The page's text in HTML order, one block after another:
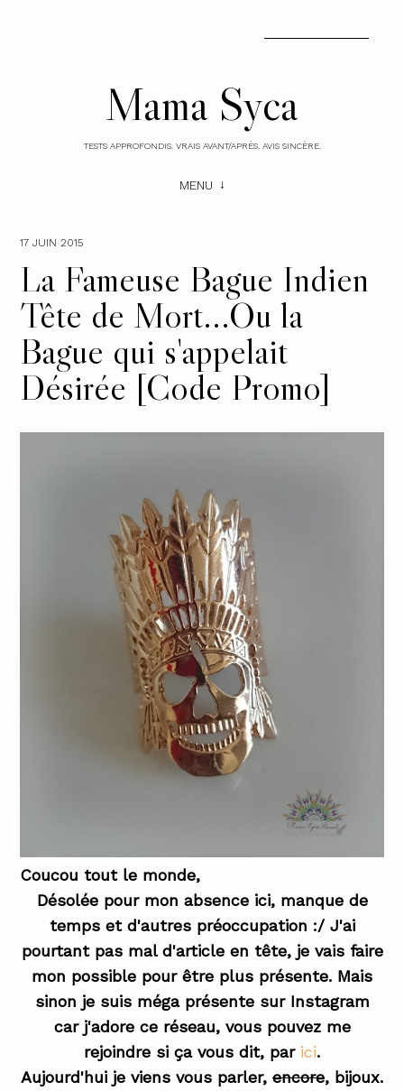
Mama Syca
TESTS APPROFONDIS. VRAIS AVANT/APRÈS. AVIS SINCÈRE.
MENU
17 JUIN 2015
La Fameuse Bague Indien
Tête de Mort...Ou la
Bague qui s'appelait
Désirée [Code Promo]
Coucou tout le monde,
Désolée pour mon absence ici, manque de
temps et d'autres préoccupation :/ J'ai
pourtant pas mal d'article en tête, je vais faire
mon possible pour être plus présente. Mais
sinon je suis méga présente sur Instagram
car j'adore ce réseau, vous pouvez me
rejoindre si ça vous dit, par ici.
Aujourd'hui je viens vous parler, encore, bijoux.